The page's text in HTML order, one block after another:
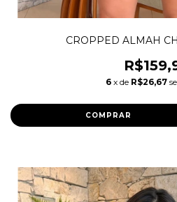
CROPPED ALMAH
6 x de R$26,67
COMPRAR